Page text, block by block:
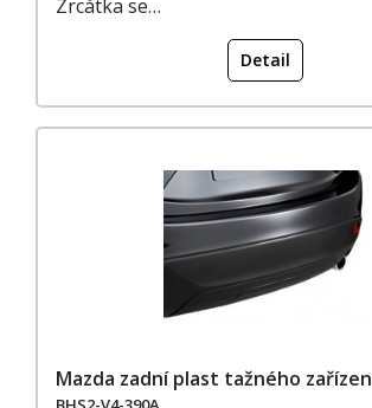
Zrcátka se…
Detail
Mazda zadní plast tažného